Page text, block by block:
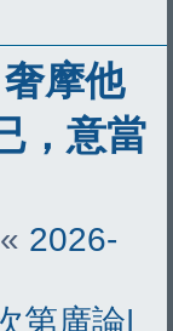
摩他
，意當
« 2026-
第廣論|